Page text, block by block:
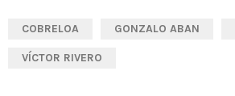
COBRELOA GONZALO ABAN
VÍCTOR RIVERO